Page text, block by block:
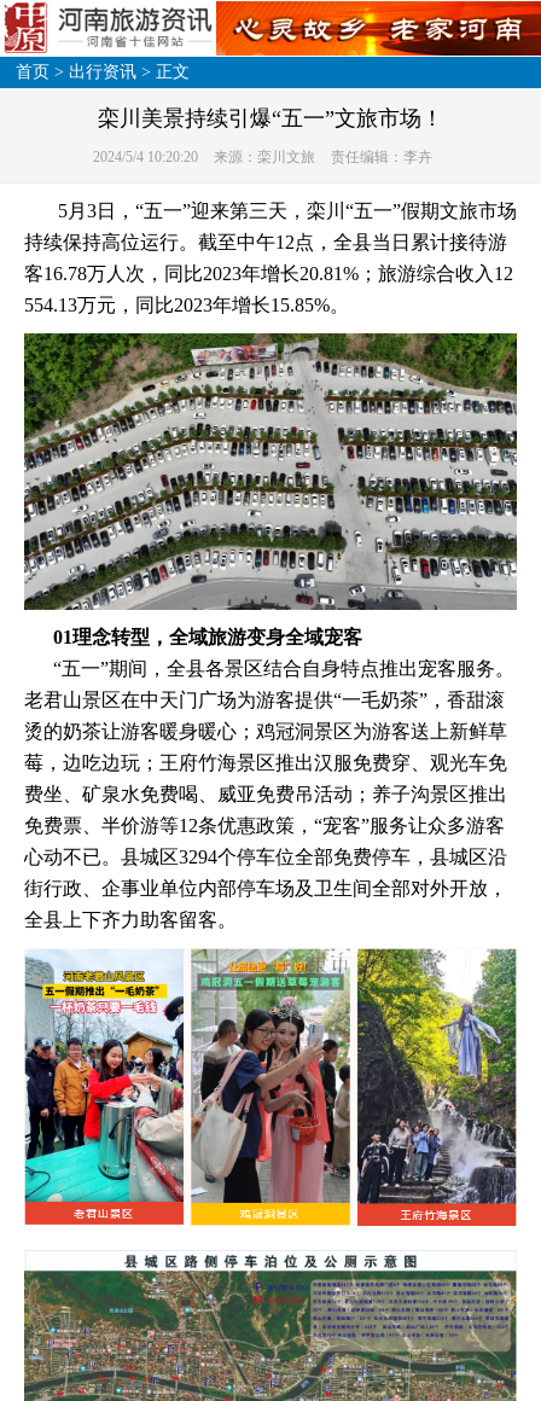
首页 >出行资讯 > 正文
栾川美景持续引爆“五一”文旅市场！
2024/5/4 10:20:20 来源：栾川文旅 责任编辑：李卉
5月3日，“五一”迎来第三天，栾川“五一”假期文旅市场
持续保持高位运行。截至中午12点，全县当日累计接待游
客16.78万人次，同比2023年增长20.81%；旅游综合收入12
554.13万元，同比2023年增长15.85%。
01理念转型，全域旅游变身全域宠客
“五一”期间，全县各景区结合自身特点推出宠客服务。
老君山景区在中天门广场为游客提供“一毛奶茶”，香甜滚
烫的奶茶让游客暖身暖心；鸡冠洞景区为游客送上新鲜草
莓，边吃边玩；王府竹海景区推出汉服免费穿、观光车免
费坐、矿泉水免费喝、威亚免费吊活动；养子沟景区推出
免费票、半价游等12条优惠政策，“宠客”服务让众多游客
心动不已。县城区3294个停车位全部免费停车，县城区沿
街行政、企事业单位内部停车场及卫生间全部对外开放，
全县上下齐力助客留客。